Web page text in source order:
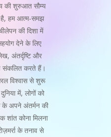
की शुरुआत सौम्य
है, हम आत्म-समझ
की दिशा में
देने के लिए
अंतर्दृष्टि और
संकलित करते हैं।
विश्वास से शुरू
में, लोगों को
के अपने अंतर्मन की
कोना मिलना
के तनाव से